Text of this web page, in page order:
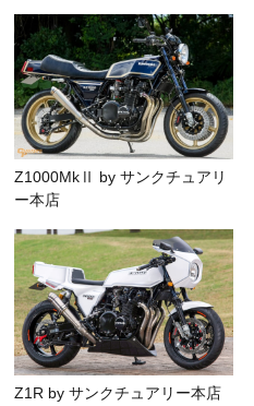
Z1000MkⅡ by サンクチュアリ
ー本店
Z1R by サンクチュアリー本店